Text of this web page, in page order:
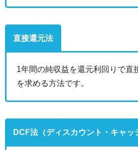
直接還元法
1年間の純収益を還元利回りで直
を求める方法です。
DCF法（ディスカウント・キャッ